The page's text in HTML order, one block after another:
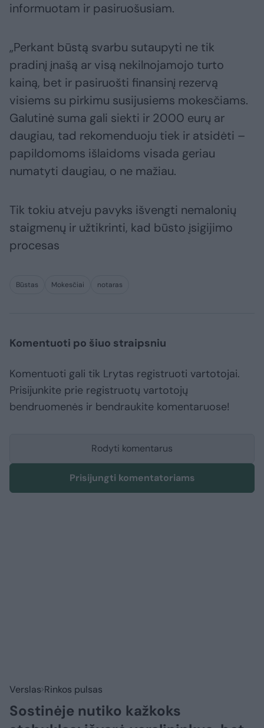
informuotam ir pasiruošusiam.
„Perkant būstą svarbu sutaupyti ne tik
pradinį įnašą ar visą nekilnojamojo turto
kainą, bet ir pasiruošti finansinį rezervą
visiems su pirkimu susijusiems mokesčiams.
Galutinė suma gali siekti ir 2000 eurų ar
daugiau, tad rekomenduoju tiek ir atsidėti –
papildomoms išlaidoms visada geriau
numatyti daugiau, o ne mažiau.
Tik tokiu atveju pavyks išvengti nemalonių
staigmenų ir užtikrinti, kad būsto įsigijimo
procesas
Būstas Mokesčiai notaras
Komentuoti po šiuo straipsniu
Komentuoti gali tik Lrytas registruoti vartotojai.
Prisijunkite prie registruotų vartotojų
bendruomenės ir bendraukite komentaruose!
Rodyti komentarus
Prisijungti komentatoriams
Verslas Rinkos pulsas
Sostinėje nutiko kažkoks